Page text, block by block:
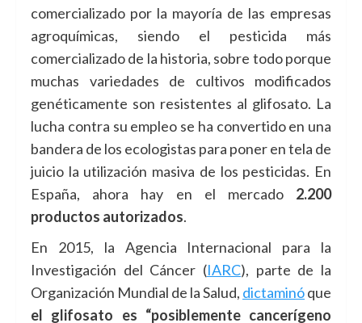
comercializado por la mayoría de las empresas
agroquímicas, siendo el pesticida más
comercializado de la historia, sobre todo porque
muchas variedades de cultivos modificados
genéticamente son resistentes al glifosato. La
lucha contra su empleo se ha convertido en una
bandera de los ecologistas para poner en tela de
juicio la utilización masiva de los pesticidas. En
España, ahora hay en el mercado 2.200
productos autorizados.
En 2015, la Agencia Internacional para la
Investigación del Cáncer (IARC), parte de la
Organización Mundial de la Salud, dictaminóque
el glifosato es “posiblemente cancerígeno